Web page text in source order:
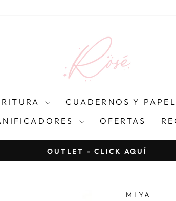
CUADERNOS Y PAPEL
OFERTAS
diapositivas
OUTLET - CLICK AQUÍ
MIYA